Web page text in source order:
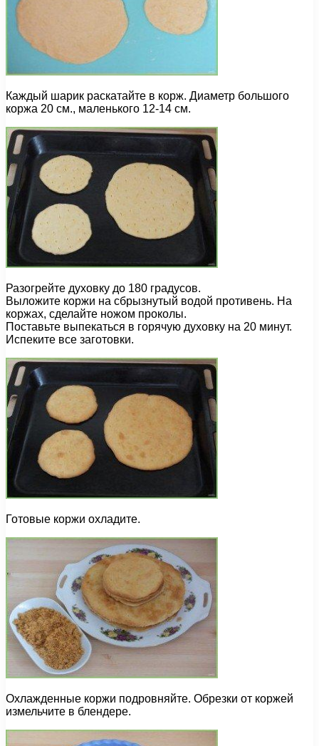
Каждый шарик раскатайте в корж. Диаметр большого
коржа 20 см., маленького 12-14 см.
Разогрейте духовку до 180 градусов.
Выложите коржи на сбрызнутый водой противень. На
коржах, сделайте ножом проколы.
Поставьте выпекаться в горячую духовку на 20 минут.
Испеките все заготовки.
Готовые коржи охладите.
Охлажденные коржи подровняйте. Обрезки от коржей
измельчите в блендере.